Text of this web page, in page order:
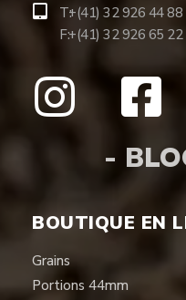
T:
F:
+(41) 32 926 44 88
+(41) 32 926 65 22
-
BOUTIQUE EN
Grains
Portions 44mm